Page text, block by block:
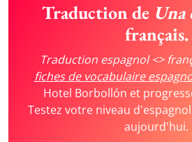
Traduction de Una
français.
Traduction espagnol <>
fiches de vocabulaire
Hotel Borbollón et
Testez votre niveau
aujourd'hui.